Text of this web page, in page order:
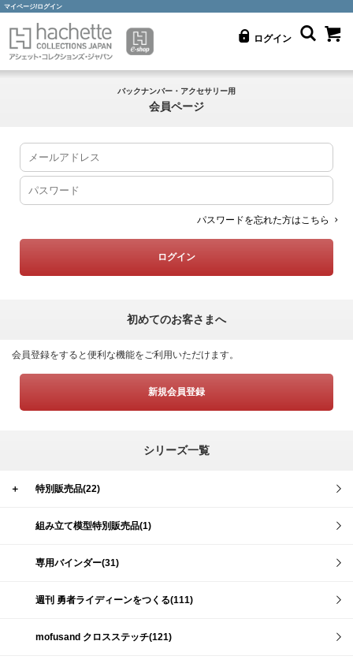
マイページ/ログイン
ログイン
バックナンバー・アクセサリー用
会員ページ
パスワードを忘れた方はこちら
初めてのお客さまへ
会員登録をすると便利な機能をご利用いただけます。
新規会員登録
シリーズ一覧
＋ 特別販売品(22)
組み立て模型特別販売品(1)
専用バインダー(31)
週刊 勇者ライディーンをつくる(111)
mofusand クロスステッチ(121)